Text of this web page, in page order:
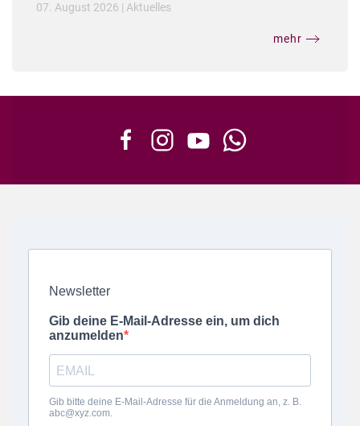
07. August 2026 | Aktuelles
mehr